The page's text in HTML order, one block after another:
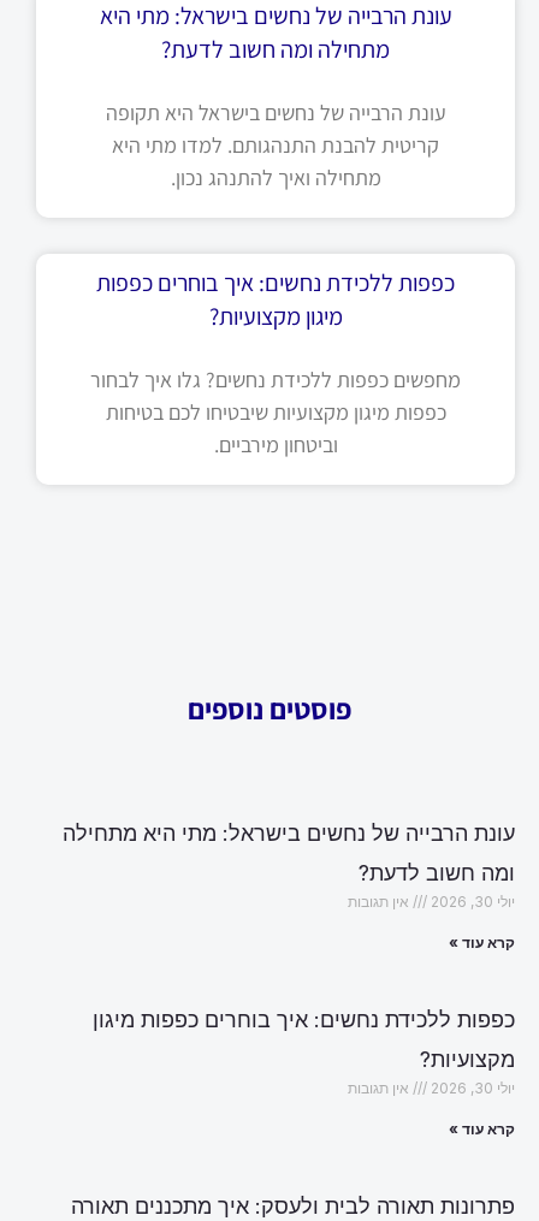
עונת הרבייה של נחשים בישראל: מתי היא
מתחילה ומה חשוב לדעת?
עונת הרבייה של נחשים בישראל היא תקופה
קריטית להבנת התנהגותם. למדו מתי היא
מתחילה ואיך להתנהג נכון.
כפפות ללכידת נחשים: איך בוחרים כפפות
מיגון מקצועיות?
מחפשים כפפות ללכידת נחשים? גלו איך לבחור
כפפות מיגון מקצועיות שיבטיחו לכם בטיחות
וביטחון מירביים.
פוסטים נוספים
עונת הרבייה של נחשים בישראל: מתי היא מתחילה
ומה חשוב לדעת?
יולי 30, 2026 אין תגובות
קרא עוד »
כפפות ללכידת נחשים: איך בוחרים כפפות מיגון
מקצועיות?
יולי 30, 2026 אין תגובות
קרא עוד »
פתרונות תאורה לבית ולעסק: איך מתכננים תאורה